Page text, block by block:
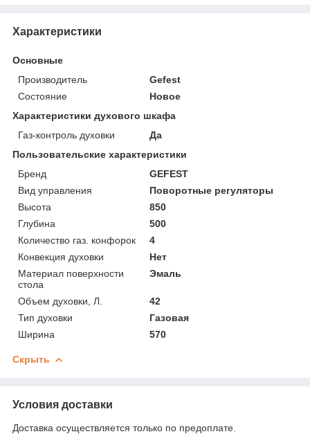
Характеристики
Основные
Производитель
Gefest
Состояние
Новое
Характеристики духового шкафа
Газ-контроль духовки
Да
Пользовательские характеристики
Бренд
GEFEST
Вид управления
Поворотные регуляторы
Высота
850
Глубина
500
Количество газ. конфорок
4
Конвекция духовки
Нет
Материал поверхности
стола
Эмаль
Объем духовки, Л.
42
Тип духовки
Газовая
Ширина
570
Скрыть
Условия доставки
Доставка осуществляется только по предоплате.